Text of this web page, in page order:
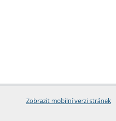
Zobrazit mobilní verzi stránek